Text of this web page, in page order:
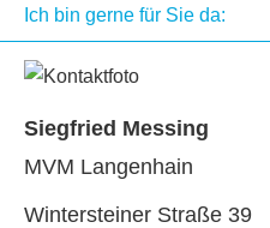
Ich bin gerne für Sie da:
Siegfried Messing
MVM Langenhain
Wintersteiner Straße 39